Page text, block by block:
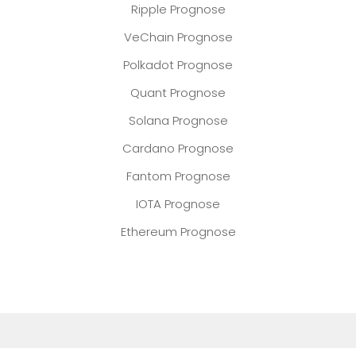
Ripple Prognose
VeChain Prognose
Polkadot Prognose
Quant Prognose
Solana Prognose
Cardano Prognose
Fantom Prognose
IOTA Prognose
Ethereum Prognose